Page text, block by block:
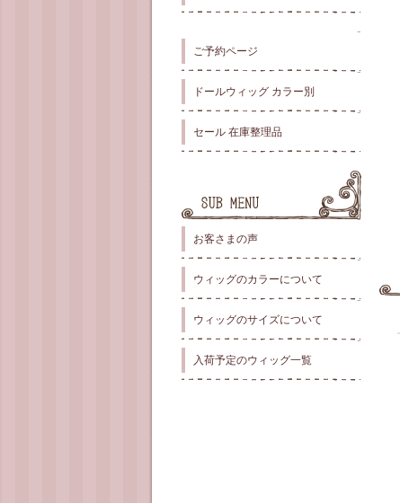
ご予約ページ
ドールウィッグ カラー別
セール 在庫整理品
お客さまの声
ウィッグのカラーについて
ウィッグのサイズについて
入荷予定のウィッグ一覧